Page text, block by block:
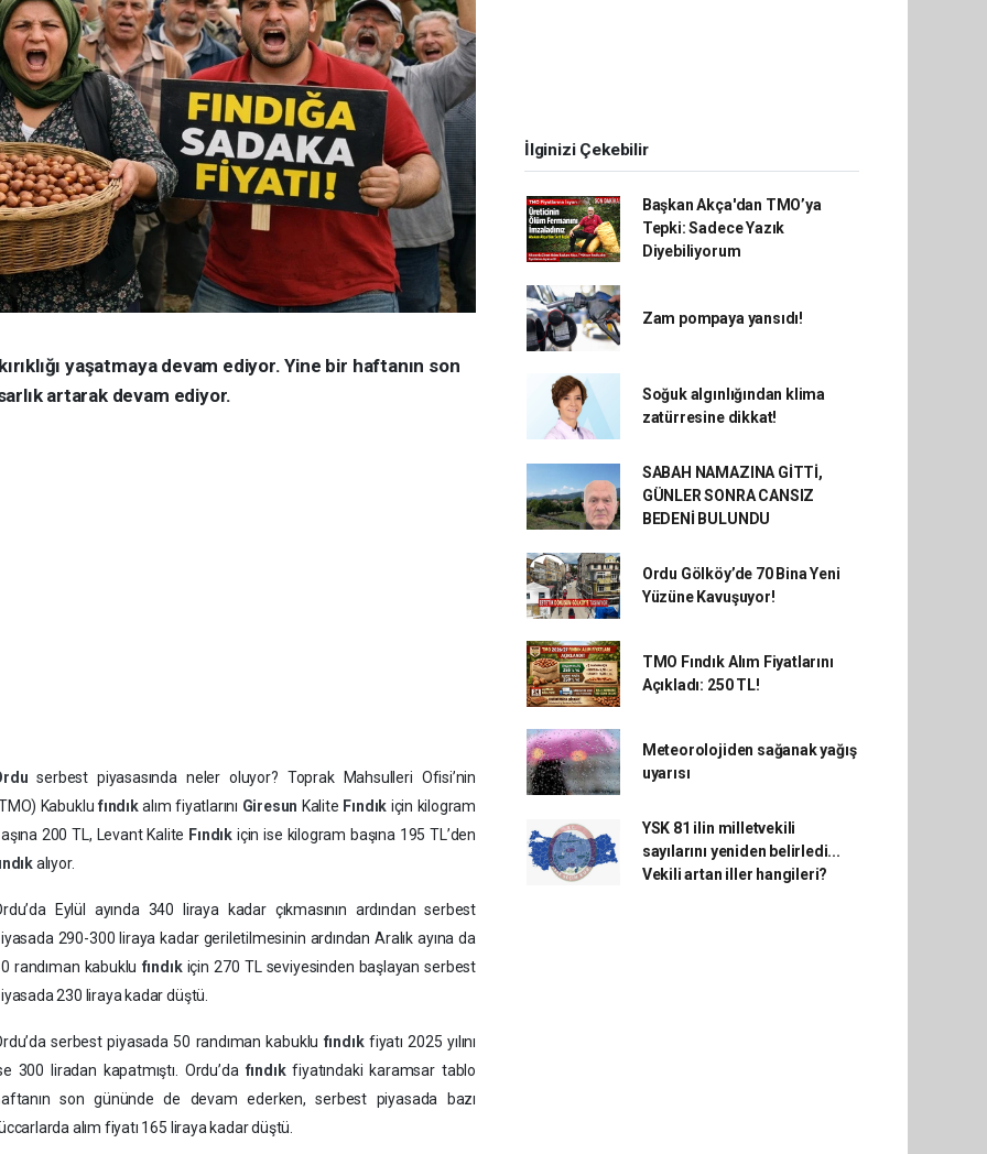
yaşatmaya devam ediyor. Yine bir haftanın son
artarak devam ediyor.
serbest piyasasında neler oluyor? Toprak Mahsulleri Ofisi’nin
Kabuklu fındıkalım fiyatlarını Giresun Kalite Fındık için kilogram
200 TL, Levant Kalite Fındıkiçin ise kilogram başına 195 TL’den
alıyor.
Eylül ayında 340 liraya kadar çıkmasının ardından serbest
290-300 liraya kadar geriletilmesinin ardından Aralık ayına da
randıman kabuklu fındık için 270 TL seviyesinden başlayan serbest
230 liraya kadar düştü.
serbest piyasada 50 randıman kabuklu fındıkfiyatı 2025 yılını
300 liradan kapatmıştı. Ordu’da fındıkfiyatındaki karamsar tablo
son gününde de devam ederken, serbest piyasada bazı
alım fiyatı 165 liraya kadar düştü.
İlginizi Çekebilir
Başkan Akça'dan TMO’ya
Tepki: Sadece Yazık
Diyebiliyorum
Zam pompaya yansıdı!
Soğuk algınlığından klima
zatürresine dikkat!
SABAH NAMAZINA GİTTİ,
GÜNLER SONRA CANSIZ
BEDENİ BULUNDU
Ordu Gölköy’de 70 Bina Yeni
Yüzüne Kavuşuyor!
TMO Fındık Alım Fiyatlarını
Açıkladı: 250 TL!
Meteorolojiden sağanak yağış
uyarısı
YSK 81 ilin milletvekili
sayılarını yeniden belirledi...
Vekili artan iller hangileri?